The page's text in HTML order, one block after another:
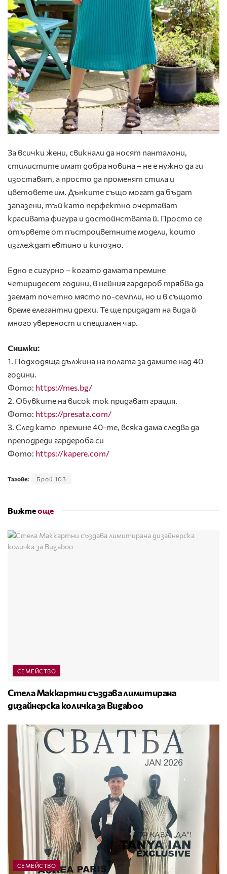
За всички жени, свикнали да носят панталони,
стилистите имат добра новина – не е нужно да ги
изоставят, а просто да променят стила и
цветовете им. Дънките също могат да бъдат
запазени, тъй като перфектно очертават
красивата фигура и достойнствата й. Просто се
отървете от пъстроцветните модели, които
изглеждат евтино и кичозно.
Едно е сигурно – когато дамата премине
четиридесет години, в нейния гардероб трябва да
заемат почетно място по-семпли, но и в същото
време елегантни дрехи. Те ще придадат на вида й
много увереност и специален чар.
Снимки:
1. Подходяща дължина на полата за дамите над 40
години.
Фото: https://mes.bg/
2. Обувките на висок ток придават грация.
Фото: https://presata.com/
3. След като премине 40-те, всяка дама следва да
преподреди гардероба си
Фото: https://kapere.com/
Тагове: Брой 103
Вижтеоще
СЕМЕЙСТВО
Стела Маккартни създава лимитирана
дизайнерска количка за Bugaboo
СЕМЕЙСТВО